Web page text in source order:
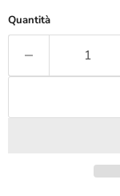
Quantità